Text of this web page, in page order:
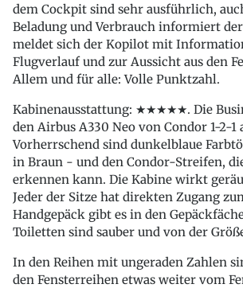
dem Cockpit sind sehr ausführlich,
Beladung und Verbrauch informiert
meldet sich der Kopilot mit
Flugverlauf und zur Aussicht aus den
Allem und für alle: Volle Punktzahl.
Kabinenausstattung: ★★★★★. Die
den Airbus A330 Neo von Condor 1-2-1
Vorherrschend sind dunkelblaue
in Braun - und den Condor-Streifen,
erkennen kann. Die Kabine wirkt
Jeder der Sitze hat direkten Zugang
Handgepäck gibt es in den
Toiletten sind sauber und von der
In den Reihen mit ungeraden Zahlen
den Fensterreihen etwas weiter vom